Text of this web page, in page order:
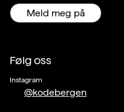
Meld meg på
Følg oss
Instagram
@kodebergen